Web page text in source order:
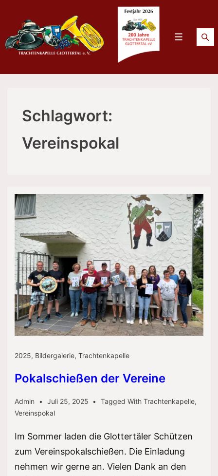
Inhalt
Menü
Schlagwort:
Vereinspokal
2025, Bildergalerie, Trachtenkapelle
Pokalschießen der Vereine
Admin Juli 25, 2025 Tagged WithTrachtenkapelle,
Vereinspokal
Im Sommer laden die Glottertäler Schützen
zum Vereinspokalschießen. Die Einladung
nehmen wir gerne an. Vielen Dank an den